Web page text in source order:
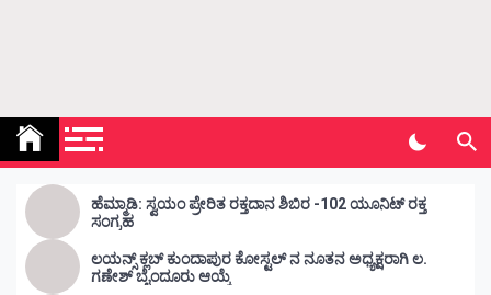
Kunda Vahini – ಕುಂದ ವಾಹಿನಿ
ಹೆಮ್ಮಾಡಿ: ಸ್ವಯಂ ಪ್ರೇರಿತ ರಕ್ತದಾನ ಶಿಬಿರ -102 ಯೂನಿಟ್ ರಕ್ತ
ಸಂಗ್ರಹ
ಲಯನ್ಸ್ ಕ್ಲಬ್ ಕುಂದಾಪುರ ಕೋಸ್ಟಲ್ ನ ನೂತನ ಅಧ್ಯಕ್ಷರಾಗಿ ಲ.
ಗಣೇಶ್ ಬೈಂದೂರು ಆಯ್ಕೆ